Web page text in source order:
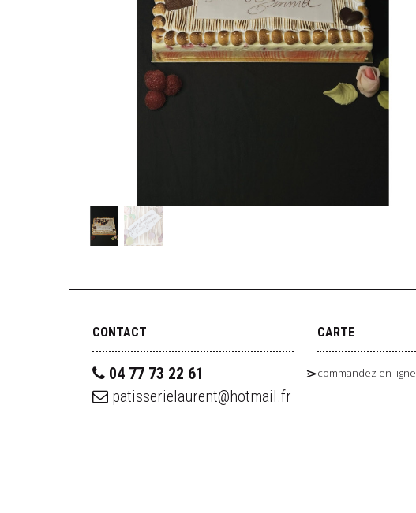
CONTACT
04 77 73 22 61
patisserielaurent@hotmail.fr
CARTE
commandez en ligne